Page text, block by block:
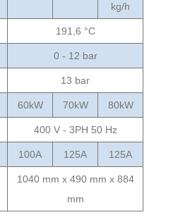
kg/h
191,6 °C
0 - 12 bar
13 bar
60kW 70kW 80kW
400 V - 3PH 50 Hz
100A 125A 125A
1040 mm x 490 mm x 884
mm